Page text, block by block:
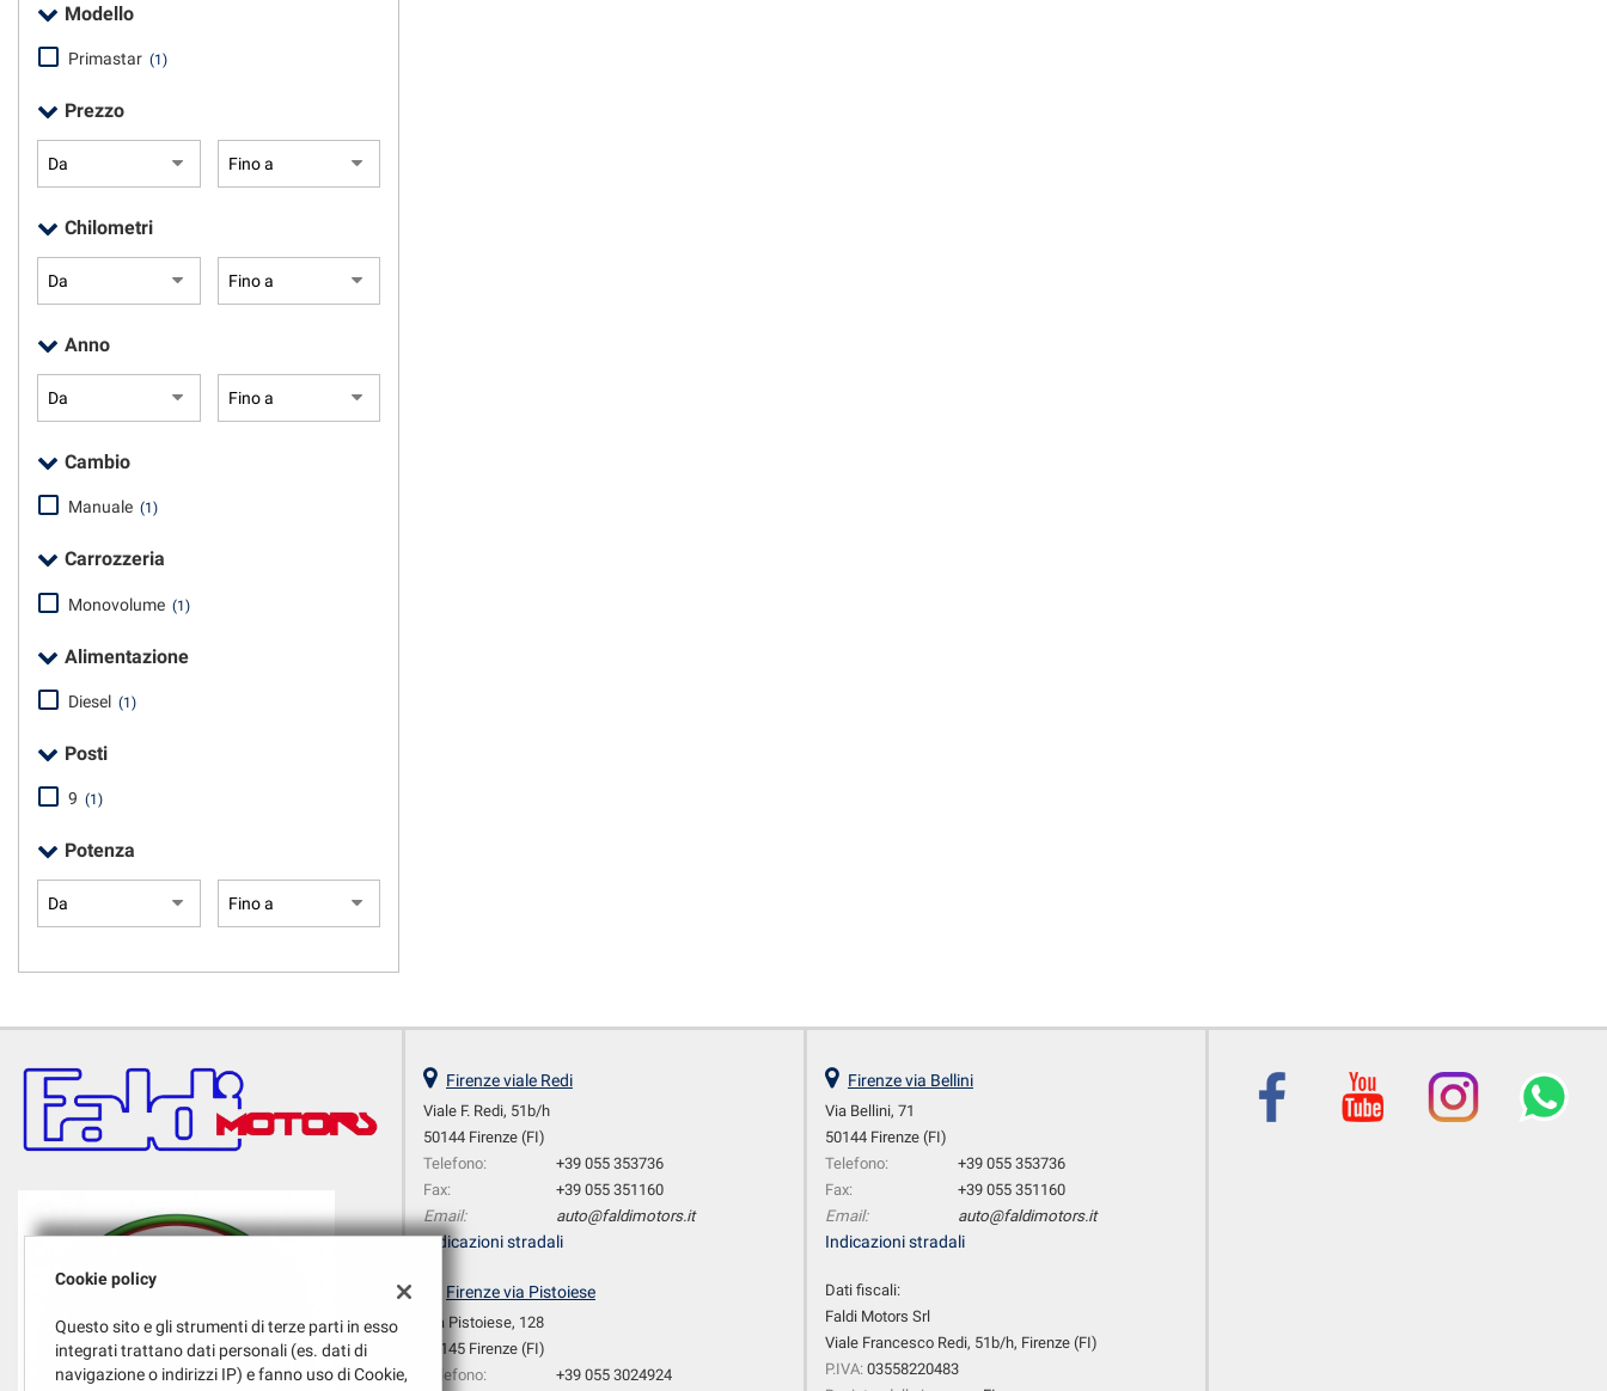
Modello
Primastar (1)
Prezzo
Chilometri
Anno
Cambio
Manuale (1)
Carrozzeria
Monovolume (1)
Alimentazione
Diesel (1)
Posti
9 (1)
Potenza
Firenze viale Redi
Viale F. Redi, 51b/h
50144 Firenze (FI)
Telefono:
+39 055 353736
Fax:
+39 055 351160
Email:
auto@faldimotors.it
Indicazioni stradali
Firenze via Pistoiese
Via Pistoiese, 128
50145 Firenze (FI)
Telefono:
+39 055 3024924
Firenze via Bellini
Via Bellini, 71
50144 Firenze (FI)
Telefono:
+39 055 353736
Fax:
+39 055 351160
Email:
auto@faldimotors.it
Indicazioni stradali
Dati fiscali:
Faldi Motors Srl
Viale Francesco Redi, 51b/h, Firenze (FI)
P.IVA: 03558220483
Cookie policy
Questo sito e gli strumenti di terze parti in esso
integrati trattano dati personali (es. dati di
navigazione o indirizzi IP) e fanno uso di Cookie,
Puoi
rivedere
le
tue
scelte
in
momento.
Cookie delle preferenze
Cookie per il miglioramento dell'esperienza utente